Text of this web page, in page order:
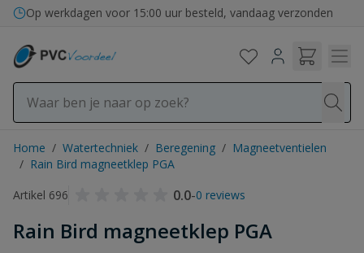
Ga naar de inhoud
Op werkdagen voor 15:00 uur besteld, vandaag verzonden
Home / Watertechniek / Beregening / Magneetventielen
/ Rain Bird magneetklep PGA
Artikel 696
0.0-0 reviews
Rain Bird magneetklep PGA